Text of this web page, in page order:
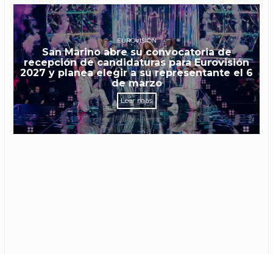
EUROVISIÓN
San Marino abre su convocatoria de
recepción de candidaturas para Eurovisión
2027 y planea elegir a su representante el 6
de marzo
Leer más